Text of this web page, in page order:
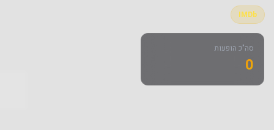
IMDb
סה"כ הופעות
0